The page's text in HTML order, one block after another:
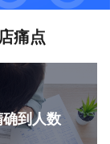
到人数
痛点